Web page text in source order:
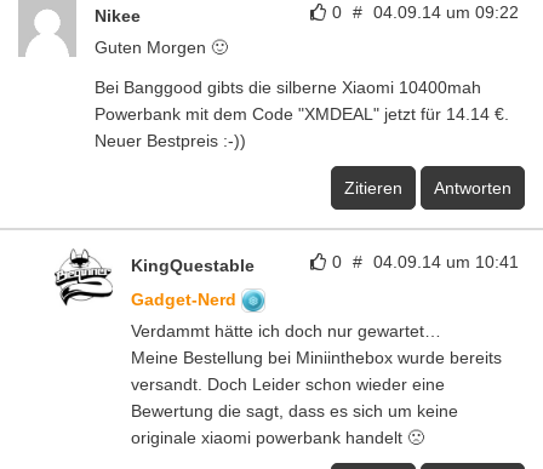
0 # 04.09.14 um 09:22
Nikee
Guten Morgen 🙂
Bei Banggood gibts die silberne Xiaomi 10400mah
Powerbank mit dem Code "XMDEAL" jetzt für 14.14 €.
Neuer Bestpreis :-))
Zitieren Antworten
0 # 04.09.14 um 10:41
KingQuestable
Gadget-Nerd
Verdammt hätte ich doch nur gewartet…
Meine Bestellung bei Miniinthebox wurde bereits
versandt. Doch Leider schon wieder eine
Bewertung die sagt, dass es sich um keine
originale xiaomi powerbank handelt 🙁